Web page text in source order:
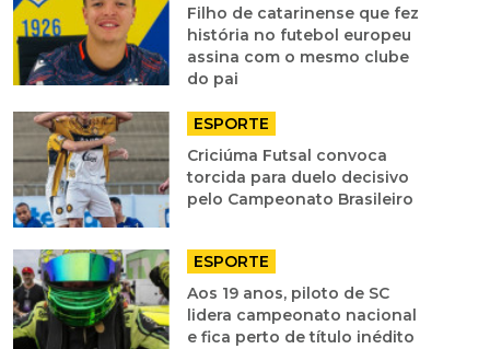
Filho de catarinense que fez
história no futebol europeu
assina com o mesmo clube
do pai
ESPORTE
Criciúma Futsal convoca
torcida para duelo decisivo
pelo Campeonato Brasileiro
ESPORTE
Aos 19 anos, piloto de SC
lidera campeonato nacional
e fica perto de título inédito